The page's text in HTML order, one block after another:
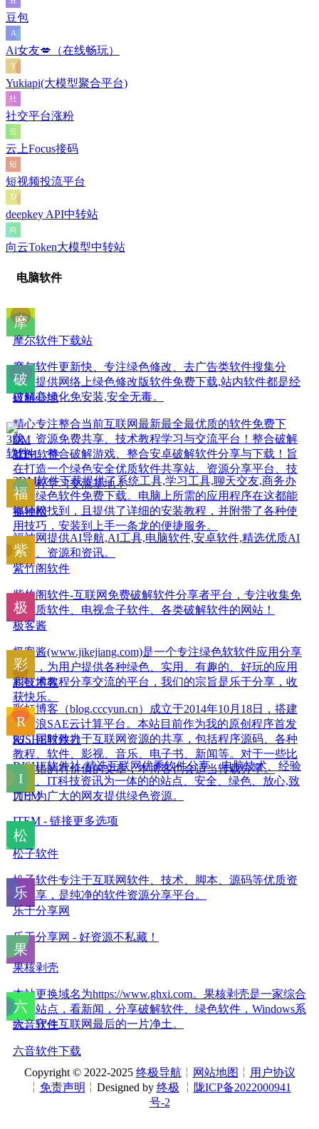
豆包
Ai女友💋（在线畅玩）
Yukiapi(大模型聚合平台)
社交平台涨粉
云上Focus接码
短视频投流平台
deepkey API中转站
向云Token大模型中转站
电脑软件
摩尔软件下载站
摩尔软件更新快、专注绿色修改、去广告类软件搜集分
享。提供网络上绿色修改版软件免费下载,站内软件都是经
过精心绿化免安装,安全无毒。
破解基地
精心专注整合当前互联网最新最全最优质的软件免费下
载、资源免费共享、技术教程学习与交流平台！整合破解
软件、整合破解游戏、整合安卓破解软件分享与下载！旨
在打造一个绿色安全优质软件共享站、资源分享平台、技
术教程学习交流基地！
3DM软件
3DM软件下载提供了系统工具,学习工具,聊天交友,商务办
公等绿色软件免费下载。电脑上所需的应用程序在这都能
够轻松找到，且提供了详细的安装教程，并附带了各种使
用技巧，安装到上手一条龙的便捷服务。
福神网
福神网提供AI导航,AI工具,电脑软件,安卓软件,精选优质AI
工具、资源和资讯。
紫竹阁软件
紫竹阁软件-互联网免费破解软件分享者平台，专注收集免
费优质软件、电视盒子软件、各类破解软件的网站！
极客酱
极客酱(www.jikejiang.com)是一个专注绿色软软件应用分享
网站，为用户提供各种绿色、实用、有趣的、好玩的应用
和技术教程分享交流的平台，我们的宗旨是乐于分享，收
获快乐。
彩虹博客
彩虹博客（blog.cccyun.cn）成立于2014年10月18日，搭建
在新浪SAE云计算平台。本站目前作为我的原创程序首发
站，同时致力于互联网资源的共享，包括程序源码、各种
教程、软件、影视、音乐、电子书、新闻等。对于一些比
较不错的有价值的文章，本博客也会适当转载分享。
RJSHE软件社
RJSHE软件社-精选互联网优秀软件分享、电脑技术、经验
教程、IT科技资讯为一体的的站点、安全、绿色、放心,致
力于为广大的网友提供绿色资源。
ITEM
ITEM - 链接更多选项
松子软件
松子软件专注于互联网软件、技术、脚本、源码等优质资
源分享，是纯净的软件资源分享平台。
乐于分享网
乐于分享网 - 好资源不私藏！
果核剥壳
本站更换域名为https://www.ghxi.com。果核剥壳是一家综合
科技站点，看新闻，分享破解软件、绿色软件，Windows系
统。守住互联网最后的一片净土。
六音软件
六音软件下载
Copyright © 2022-2025 终极导航╎ 网站地图 ╎ 用户协议
╎ 免责声明 ╎Designed by 终极 ╎ 陇ICP备2022000941
号-2